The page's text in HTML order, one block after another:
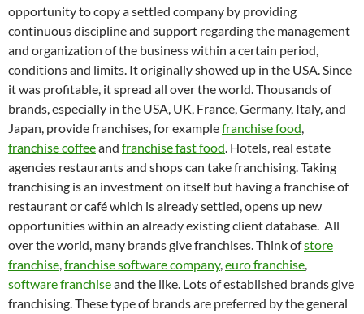
opportunity to copy a settled company by providing
continuous discipline and support regarding the management
and organization of the business within a certain period,
conditions and limits. It originally showed up in the USA. Since
it was profitable, it spread all over the world. Thousands of
brands, especially in the USA, UK, France, Germany, Italy, and
Japan, provide franchises, for examplefranchise food,
franchise coffeeand franchise fast food. Hotels, real estate
agencies restaurants and shops can take franchising. Taking
franchising is an investment on itself but having a franchise of
restaurant or café which is already settled, opens up new
opportunities within an already existing client database. All
over the world, many brands give franchises. Think ofstore
franchise,franchise software company,euro franchise,
software franchiseand the like. Lots of established brands give
franchising. These type of brands are preferred by the general